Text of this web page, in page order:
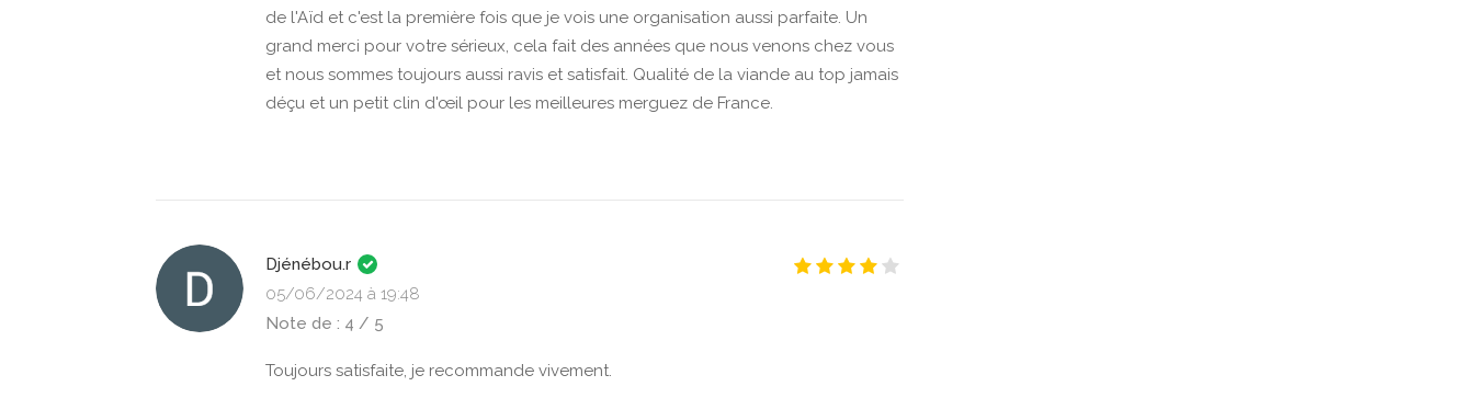
de l'Aïd et c'est la première fois que je vois une organisation aussi parfaite. Un
grand merci pour votre sérieux, cela fait des années que nous venons chez vous
et nous sommes toujours aussi ravis et satisfait. Qualité de la viande au top jamais
déçu et un petit clin d'œil pour les meilleures merguez de France.
Djénébou.r
05/06/2024 à 19:48
Note de : 4 / 5
Toujours satisfaite, je recommande vivement.